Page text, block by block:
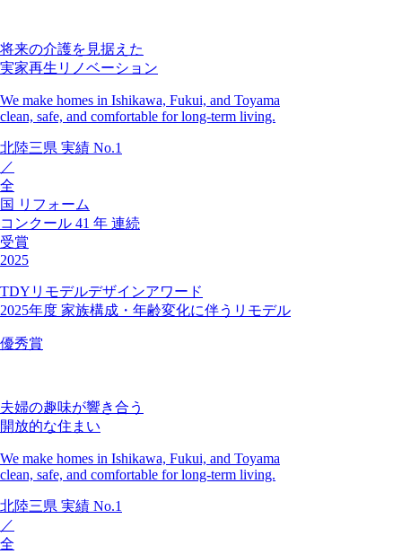
将来の介護を見据えた
実家再生リノベーション
We make homes in Ishikawa, Fukui, and Toyama
clean, safe, and comfortable for long-term living.
北陸三県 実績 No.1
／
全
国 リフォーム
コンクール 41 年 連続
受賞
2025
TDYリモデルデザインアワード
2025年度 家族構成・年齢変化に伴うリモデル
優秀賞
夫婦の趣味が響き合う
開放的な住まい
We make homes in Ishikawa, Fukui, and Toyama
clean, safe, and comfortable for long-term living.
北陸三県 実績 No.1
／
全